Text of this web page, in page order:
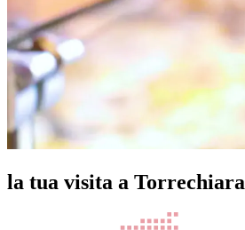
la tua visita a Torrechiara